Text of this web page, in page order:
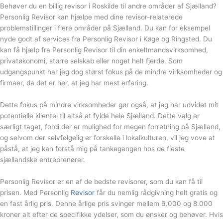
Behøver du en billig revisor i Roskilde til andre områder af Sjælland?
Personlig Revisor kan hjælpe med dine revisor-relaterede
problemstillinger i flere områder på Sjælland. Du kan for eksempel
nyde godt af services fra Personlig Revisor i Køge og Ringsted. Du
kan få hjælp fra Personlig Revisor til din enkeltmandsvirksomhed,
privatøkonomi, større selskab eller noget helt fjerde. Som
udgangspunkt har jeg dog størst fokus på de mindre virksomheder og
firmaer, da det er her, at jeg har mest erfaring.
Dette fokus på mindre virksomheder gør også, at jeg har udvidet mit
potentielle klientel til altså at fylde hele Sjælland. Dette valg er
særligt taget, fordi der er mulighed for megen forretning på Sjælland,
og selvom der selvfølgelig er forskelle i lokalkulturen, vil jeg vove at
påstå, at jeg kan forstå mig på tankegangen hos de fleste
sjællandske entreprenører.
Personlig Revisor er en af de bedste revisorer, som du kan få til
prisen. Med Personlig Revisor får du nemlig rådgivning helt gratis og
en fast årlig pris. Denne årlige pris svinger mellem 6.000 og 8.000
kroner alt efter de specifikke ydelser, som du ønsker og behøver. Hvis